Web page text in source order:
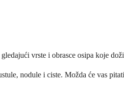
vrste i obrasce osipa koje
nodule i ciste. Možda će vas